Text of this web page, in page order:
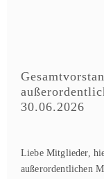
30.06.2026
Liebe Mitglieder,
außerordentlichen